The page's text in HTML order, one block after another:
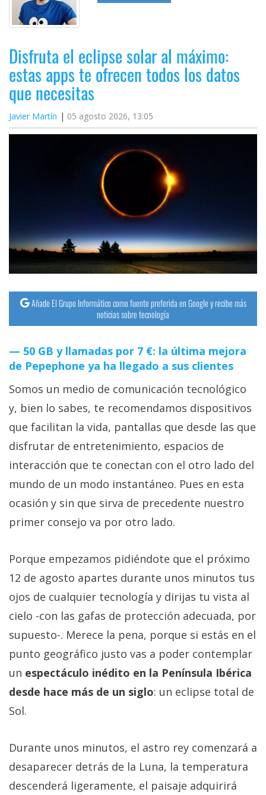
Disfruta el eclipse solar al máximo:
estas apps te ofrecen todos los datos
que necesitas
Javier Martín 05 agosto 2026, 13:05
Añade El Grupo Informático como fuente preferida en Google y recibe más
noticias sobre tecnología
50 GB y llamadas por 7 €: la última mejora
de Pepephone ya ha llegado a sus clientes
Somos un medio de comunicación tecnológico
y, bien lo sabes, te recomendamos dispositivos
que facilitan la vida, pantallas que desde las que
disfrutar de entretenimiento, espacios de
interacción que te conectan con el otro lado del
mundo de un modo instantáneo. Pues en esta
ocasión y sin que sirva de precedente nuestro
primer consejo va por otro lado.
Porque empezamos pidiéndote que el próximo
12 de agosto apartes durante unos minutos tus
ojos de cualquier tecnología y dirijas tu vista al
cielo -con las gafas de protección adecuada, por
supuesto-. Merece la pena, porque si estás en el
punto geográfico justo vas a poder contemplar
un espectáculo inédito en la Península Ibérica
desde hace más de un siglo: un eclipse total de
Sol.
Durante unos minutos, el astro rey comenzará a
desaparecer detrás de la Luna, la temperatura
descenderá ligeramente, el paisaje adquirirá